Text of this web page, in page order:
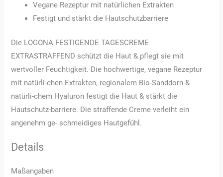
Vegane Rezeptur mit natürlichen Extrakten
Festigt und stärkt die Hautschutzbarriere
Die LOGONA FESTIGENDE TAGESCREME
EXTRASTRAFFEND schützt die Haut & pflegt sie mit
wertvoller Feuchtigkeit. Die hochwertige, vegane Rezeptur
mit natürli-chen Extrakten, regionalem Bio-Sanddorn &
natürli-chem Hyaluron festigt die Haut & stärkt die
Hautschutz-barriere. Die straffende Creme verleiht ein
angenehm ge- schmeidiges Hautgefühl.
Details
Maßangaben